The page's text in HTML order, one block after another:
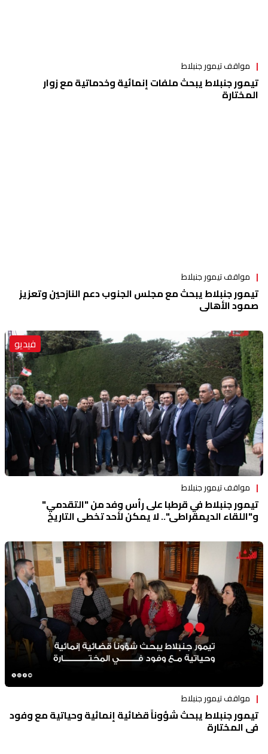
مواقف تيمور جنبلاط
تيمور جنبلاط يبحث ملفات إنمائية وخدماتية مع زوار
المختارة
مواقف تيمور جنبلاط
تيمور جنبلاط يبحث مع مجلس الجنوب دعم النازحين وتعزيز
صمود الأهالي
فيديو
مواقف تيمور جنبلاط
تيمور جنبلاط في قرطبا على رأس وفد من "التقدمي"
و"اللقاء الديمقراطي".. لا يمكن لأحد تخطي التاريخ
مواقف تيمور جنبلاط
تيمور جنبلاط يبحث شؤوناً قضائية إنمائية وحياتية مع وفود
في المختارة